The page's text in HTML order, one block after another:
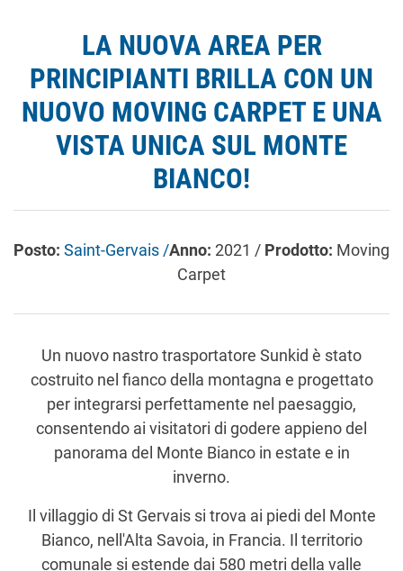
LA NUOVA AREA PER
PRINCIPIANTI BRILLA CON UN
NUOVO MOVING CARPET E UNA
VISTA UNICA SUL MONTE
BIANCO!
Posto: Saint-Gervais /Anno: 2021 / Prodotto: Moving
Carpet
Un nuovo nastro trasportatore Sunkid è stato
costruito nel fianco della montagna e progettato
per integrarsi perfettamente nel paesaggio,
consentendo ai visitatori di godere appieno del
panorama del Monte Bianco in estate e in
inverno.
Il villaggio di St Gervais si trova ai piedi del Monte
Bianco, nell'Alta Savoia, in Francia. Il territorio
comunale si estende dai 580 metri della valle